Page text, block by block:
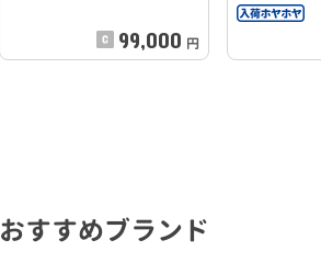
99,000 円
おすすめブランド